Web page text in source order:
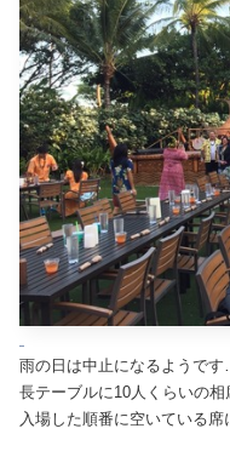
雨の日は中止になるようで
長テーブルに10人くらいの相
入場した順番に空いている席